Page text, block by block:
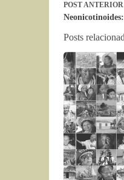
POSTANTERIOR
Posts